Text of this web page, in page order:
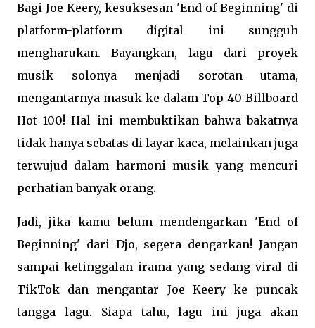
Bagi Joe Keery, kesuksesan 'End of Beginning' di
platform-platform digital ini sungguh
mengharukan. Bayangkan, lagu dari proyek
musik solonya menjadi sorotan utama,
mengantarnya masuk ke dalam Top 40 Billboard
Hot 100! Hal ini membuktikan bahwa bakatnya
tidak hanya sebatas di layar kaca, melainkan juga
terwujud dalam harmoni musik yang mencuri
perhatian banyak orang.
Jadi, jika kamu belum mendengarkan 'End of
Beginning' dari Djo, segera dengarkan! Jangan
sampai ketinggalan irama yang sedang viral di
TikTok dan mengantar Joe Keery ke puncak
tangga lagu. Siapa tahu, lagu ini juga akan